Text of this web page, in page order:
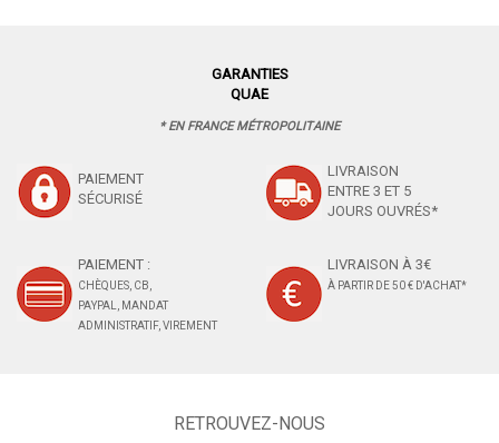
GARANTIES
QUAE
* EN FRANCE MÉTROPOLITAINE
PAIEMENT
SÉCURISÉ
LIVRAISON
ENTRE 3 ET 5
JOURS OUVRÉS*
PAIEMENT :
CHÈQUES, CB,
PAYPAL, MANDAT
ADMINISTRATIF, VIREMENT
LIVRAISON À 3€
À PARTIR DE 50 € D'ACHAT*
RETROUVEZ-NOUS